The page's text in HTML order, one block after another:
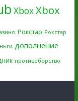
XboxXbox
Рокстар Рокстар
дополнение
противоборство